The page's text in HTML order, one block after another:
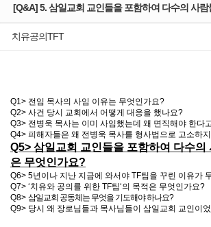
치유공의TFT
Q1> 전임 목사의 사임 이유는 무엇인가요?
Q2> 사건 당시 교회에서 어떻게 대응을 했나요?
Q3> 전병욱 목사는 이미 사임했는데 왜 면직해야 한다
Q4> 피해자들은 왜 전병욱 목사를 형사법으로 고소하
Q5> 삼일교회 교인들을 포함하여 다수
은 무엇인가요?
Q6> 5년이나 지난 지금에 와서야 TF팀을 꾸린 이유가
Q7> ‘치유와 공의를 위한 TF팀‘의 목적은 무엇인가요?
Q8> 삼일교회 공동체는 무엇을 기도해야 하나요?
Q9> 당시 왜 장로님들과 목사님들이 삼일교회 교인이